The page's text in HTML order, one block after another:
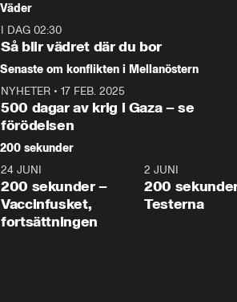
tonårsutvisningarna och hur
Moderaterna ska locka
väljare till valet i höst.
Väder
I DAG 02:30
Så blir vädret där du bor
Senaste om konflikten i Mellanöstern
NYHETER • 17 FEB. 2025
500 dagar av krig i Gaza – se
förödelsen
200 sekunder
5:00
24 JUNI
200 sekunder –
Vaccinfusket,
fortsättningen
2 JUNI
200
Testerna